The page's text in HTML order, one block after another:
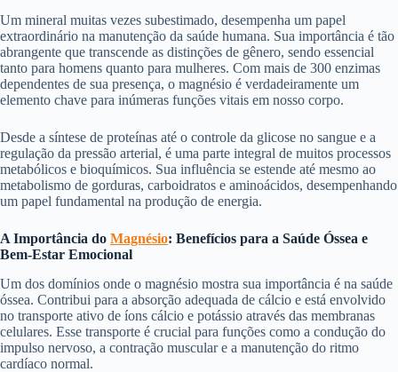
Um mineral muitas vezes subestimado, desempenha um papel
extraordinário na manutenção da saúde humana. Sua importância é tão
abrangente que transcende as distinções de gênero, sendo essencial
tanto para homens quanto para mulheres. Com mais de 300 enzimas
dependentes de sua presença, o magnésio é verdadeiramente um
elemento chave para inúmeras funções vitais em nosso corpo.
Desde a síntese de proteínas até o controle da glicose no sangue e a
regulação da pressão arterial, é uma parte integral de muitos processos
metabólicos e bioquímicos. Sua influência se estende até mesmo ao
metabolismo de gorduras, carboidratos e aminoácidos, desempenhando
um papel fundamental na produção de energia.
A Importância do Magnésio: Benefícios para a Saúde Óssea e
Bem-Estar Emocional
Um dos domínios onde o magnésio mostra sua importância é na saúde
óssea. Contribui para a absorção adequada de cálcio e está envolvido
no transporte ativo de íons cálcio e potássio através das membranas
celulares. Esse transporte é crucial para funções como a condução do
impulso nervoso, a contração muscular e a manutenção do ritmo
cardíaco normal.